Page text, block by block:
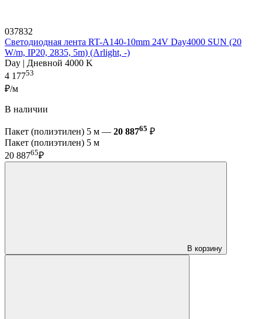
037832
Светодиодная лента RT-A140-10mm 24V Day4000 SUN (20
W/m, IP20, 2835, 5m) (Arlight, -)
Day | Дневной 4000 K
4 17753
₽/м
В наличии
Пакет (полиэтилен) 5 м — 20 88765 ₽
Пакет (полиэтилен) 5 м
20 88765₽
В корзину